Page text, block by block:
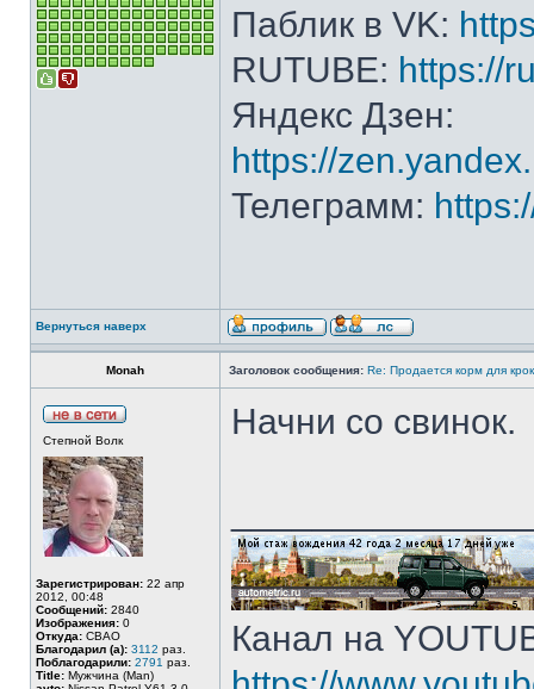
Паблик в VK:
RUTUBE: https://
Яндекс Дзен:
https://
Телеграмм:
Вернуться наверх
Monah Заголовок сообщения: Re: Продается корм для
Степной Волк
Зарегистрирован: 22 апр
2012, 00:48
Сообщений: 2840
Изображения: 0
Откуда: СВАО
Благодарил (а): 3112 раз.
Поблагодарили: 2791 раз.
Title: Мужчина (Man)
Начни со свинок.
Канал на